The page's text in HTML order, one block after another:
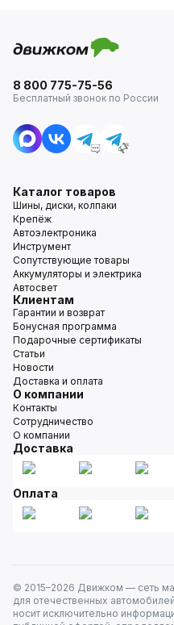
8 800 775-75-56
Бесплатный звонок по России
Каталог товаров
Шины, диски, колпаки
Крепёж
Автоэлектроника
Инструмент
Сопутствующие товары
Аккумуляторы и электрика
Автосвет
Клиентам
Гарантии и возврат
Бонусная программа
Подарочные сертификаты
Статьи
Новости
Доставка и оплата
О компании
Контакты
Сотрудничество
О компании
Доставка
Оплата
© 2015–2026 Движком — сеть
для отечественных
носит исключительно